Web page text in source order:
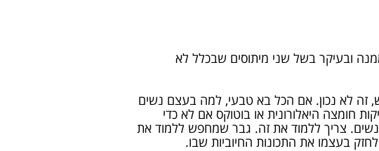
ובעיקר בשל שני מיתוסים שבכלל לא
זה לא נכון. אם הכל בא טבעי, למה בעצם נשים
חומצה היאלורונית או בוטוקס אם לא כדי
נשים. צריך ללמוד את זה. גבר שמחפש ללמוד את
בעצמו את התכונות החיוביות שבו.